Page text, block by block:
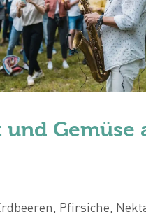
und Gemüse
Pfirsiche,